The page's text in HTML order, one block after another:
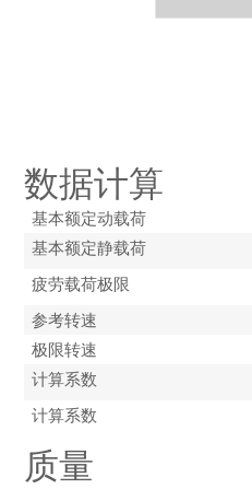
数据计算
基本额定动载荷
基本额定静载荷
疲劳载荷极限
参考转速
极限转速
计算系数
计算系数
质量